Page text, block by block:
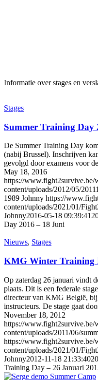
Informatie over stages en
Stages
Summer Training Day
De Summer Training Day
(nabij Brussel). Inschrijven
gevolgd door examens voor
May 18, 2016
https://www.fight2survive.be/
content/uploads/2012/05/
1989 Johnny https://
content/uploads/2021/01/
Johnny2016-05-18 09:39:41
Day 2016 – 18 Juni
Nieuws, Stages
KMG Winter Training
Op zaterdag 26 januari vindt
plaats. Dit is een federale
directeur van KMG België,
instructeurs. De stage gaat
November 18, 2012
https://www.fight2survive.be/
content/uploads/2011/06/
https://www.fight2survive.be/
content/uploads/2021/01/
Johnny2012-11-18 21:33:40
Training Day – 26 Januari